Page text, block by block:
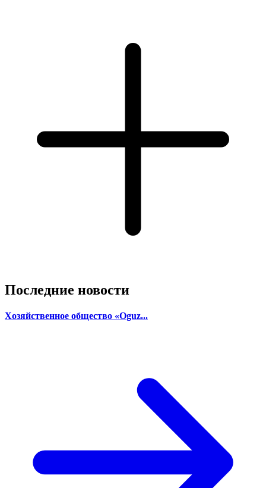
Последние новости
Хозяйственное общество «Oguz...